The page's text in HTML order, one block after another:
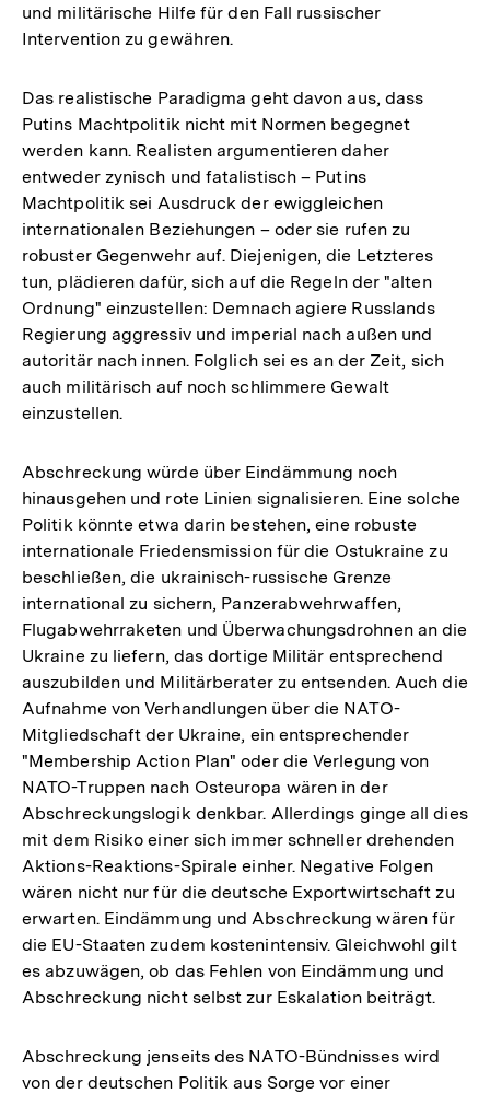
und militärische Hilfe für den Fall russischer
Intervention zu gewähren.
Das realistische Paradigma geht davon aus, dass
Putins Machtpolitik nicht mit Normen begegnet
werden kann. Realisten argumentieren daher
entweder zynisch und fatalistisch – Putins
Machtpolitik sei Ausdruck der ewiggleichen
internationalen Beziehungen – oder sie rufen zu
robuster Gegenwehr auf. Diejenigen, die Letzteres
tun, plädieren dafür, sich auf die Regeln der "alten
Ordnung" einzustellen: Demnach agiere Russlands
Regierung aggressiv und imperial nach außen und
autoritär nach innen. Folglich sei es an der Zeit, sich
auch militärisch auf noch schlimmere Gewalt
einzustellen.
Abschreckung würde über Eindämmung noch
hinausgehen und rote Linien signalisieren. Eine solche
Politik könnte etwa darin bestehen, eine robuste
internationale Friedensmission für die Ostukraine zu
beschließen, die ukrainisch-russische Grenze
international zu sichern, Panzerabwehrwaffen,
Flugabwehrraketen und Überwachungsdrohnen an die
Ukraine zu liefern, das dortige Militär entsprechend
auszubilden und Militärberater zu entsenden. Auch die
Aufnahme von Verhandlungen über die NATO-
Mitgliedschaft der Ukraine, ein entsprechender
"Membership Action Plan" oder die Verlegung von
NATO-Truppen nach Osteuropa wären in der
Abschreckungslogik denkbar. Allerdings ginge all dies
mit dem Risiko einer sich immer schneller drehenden
Aktions-Reaktions-Spirale einher. Negative Folgen
wären nicht nur für die deutsche Exportwirtschaft zu
erwarten. Eindämmung und Abschreckung wären für
die EU-Staaten zudem kostenintensiv. Gleichwohl gilt
es abzuwägen, ob das Fehlen von Eindämmung und
Abschreckung nicht selbst zur Eskalation beiträgt.
Abschreckung jenseits des NATO-Bündnisses wird
von der deutschen Politik aus Sorge vor einer